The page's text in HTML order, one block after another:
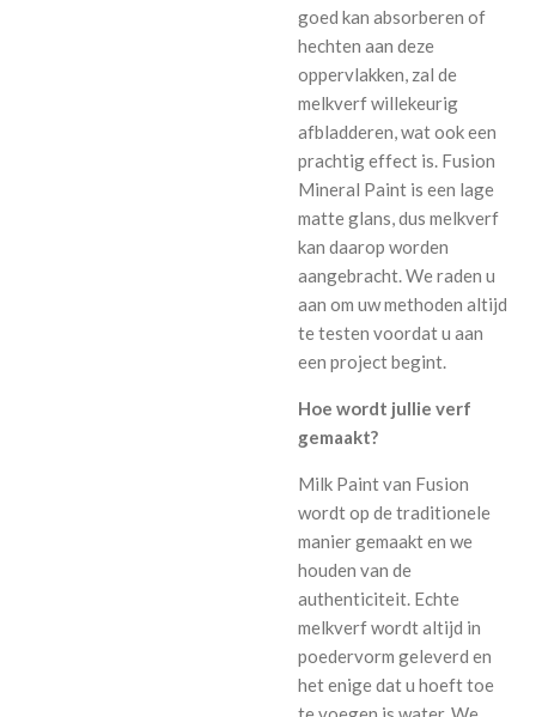
goed kan absorberen of
hechten aan deze
oppervlakken, zal de
melkverf willekeurig
afbladderen, wat ook een
prachtig effect is. Fusion
Mineral Paint is een lage
matte glans, dus melkverf
kan daarop worden
aangebracht. We raden u
aan om uw methoden altijd
te testen voordat u aan
een project begint.
Hoe wordt jullie verf
gemaakt?
Milk Paint van Fusion
wordt op de traditionele
manier gemaakt en we
houden van de
authenticiteit. Echte
melkverf wordt altijd in
poedervorm geleverd en
het enige dat u hoeft toe